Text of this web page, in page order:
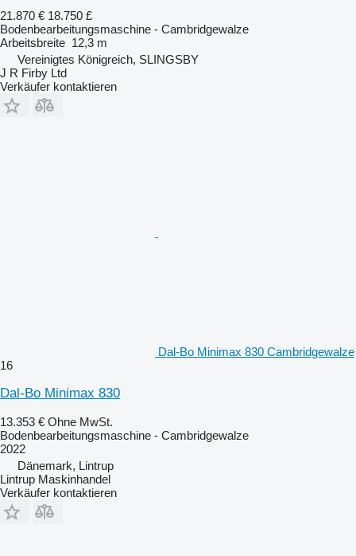
21.870 € 18.750 £
Bodenbearbeitungsmaschine - Cambridgewalze
Arbeitsbreite 12,3 m
Vereinigtes Königreich, SLINGSBY
J R Firby Ltd
Verkäufer kontaktieren
Dal-Bo Minimax 830 Cambridgewalze
16
Dal-Bo Minimax 830
13.353 € Ohne MwSt.
Bodenbearbeitungsmaschine - Cambridgewalze
2022
Dänemark, Lintrup
Lintrup Maskinhandel
Verkäufer kontaktieren